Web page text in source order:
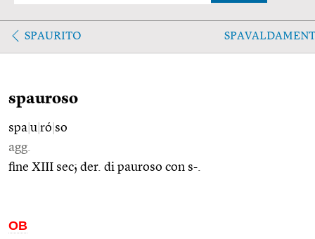
SPAURITO
spauroso
spa u ró so
agg.
fine XIII sec; der. di pauroso con s-.
OB